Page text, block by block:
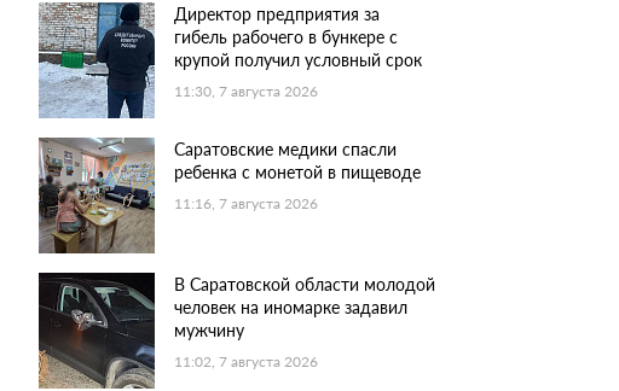
Директор предприятия за
гибель рабочего в бункере с
крупой получил условный срок
11:30, 7 августа 2026
Саратовские медики спасли
ребенка с монетой в пищеводе
11:16, 7 августа 2026
В Саратовской области молодой
человек на иномарке задавил
мужчину
11:02, 7 августа 2026